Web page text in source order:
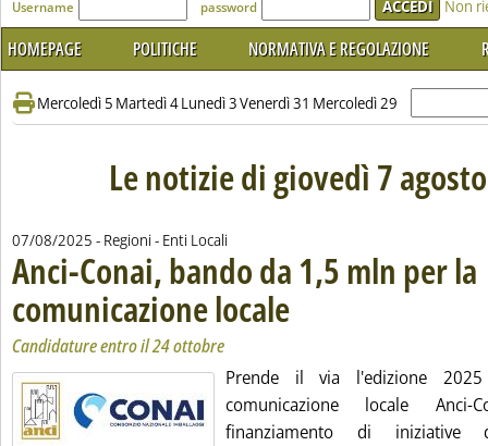
Username password Non
HOMEPAGE POLITICHE NORMATIVA E REGOLAZIONE
Mercoledì 5 Martedì 4Lunedì 3Venerdì 31 Mercoledì 29
Le notizie di giovedì 7
07/08/2025 - Regioni - Enti Locali
Anci-Conai, bando da 1,5 mln per la
comunicazione locale . Sottotitolo: Candidature entro il 24
. Pubblicata giovedì 07 agosto 2025
Candidature entro il 24 ottobre
Prende il via l'edizione
comunicazione locale
finanziamento di iniziative